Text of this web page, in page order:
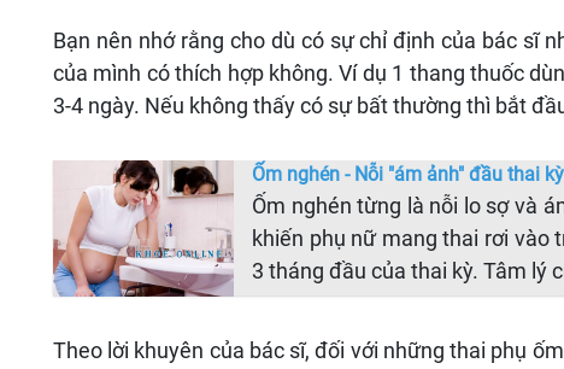
Bạn nên nhớ rằng cho dù có sự chỉ định của bác sĩ
của mình có thích hợp không. Ví dụ 1 thang thuốc
3-4 ngày. Nếu không thấy có sự bất thường thì bắt
Ốm nghén - Nỗi "ám ảnh" đầu thai kỳ
Ốm nghén từng là nỗi lo sợ và
khiến phụ nữ mang thai rơi vào
3 tháng đầu của thai kỳ. Tâm lý
Theo lời khuyên của bác sĩ, đối với những thai phụ